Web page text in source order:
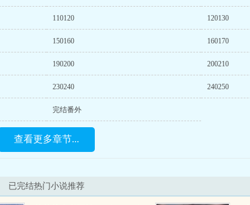
110120 120130
150160 160170
190200 200210
230240 240250
完结番外
查看更多章节...
已完结热门小说推荐